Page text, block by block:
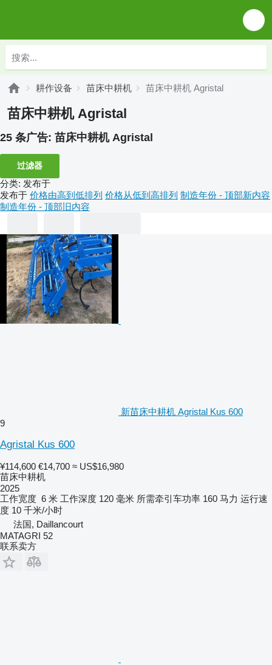
耕作设备 苗床中耕机 苗床中耕机 Agristal
苗床中耕机 Agristal
25 条广告: 苗床中耕机 Agristal
过滤器
分类: 发布于
发布于 价格由高到低排列 价格从低到高排列 制造年份 - 顶部新内容
制造年份 - 顶部旧内容
新苗床中耕机 Agristal Kus 600
9
Agristal Kus 600
¥114,600 €14,700 ≈ US$16,980
苗床中耕机
2025
工作宽度 6 米 工作深度 120 毫米 所需牵引车功率 160 马力 运行速
度 10 千米/小时
法国, Daillancourt
MATAGRI 52
联系卖方